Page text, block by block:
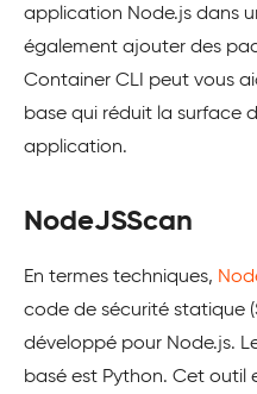
application Node.js dans
également ajouter des
Container CLI peut vous
base qui réduit la surface
application.
NodeJSScan
En termes techniques,
code de sécurité statique
développé pour Node.js.
basé est Python. Cet outil